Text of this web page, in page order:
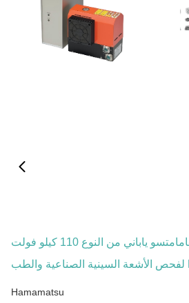
مصدر أشعة سينية هامامتسو ياباني من النوع 110 كيلو فولت
Hamamatsu